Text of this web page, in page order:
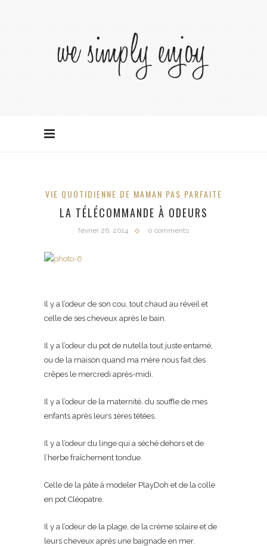
VIE QUOTIDIENNE DE MAMAN PAS PARFAITE
LA TÉLÉCOMMANDE À ODEURS
février 26, 2014 0 comments
Il y a l’odeur de son cou, tout chaud au réveil et
celle de ses cheveux après le bain.
Il y a l’odeur du pot de nutella tout juste entamé,
ou de la maison quand ma mère nous fait des
crêpes le mercredi après-midi.
Il y a l’odeur de la maternité, du souffle de mes
enfants après leurs 1ères tétées.
Il y a l’odeur du linge qui a séché dehors et de
l’herbe fraîchement tondue.
Celle de la pâte à modeler PlayDoh et de la colle
en pot Cléopatre.
Il y a l’odeur de la plage, de la crème solaire et de
leurs cheveux après une baignade en mer.